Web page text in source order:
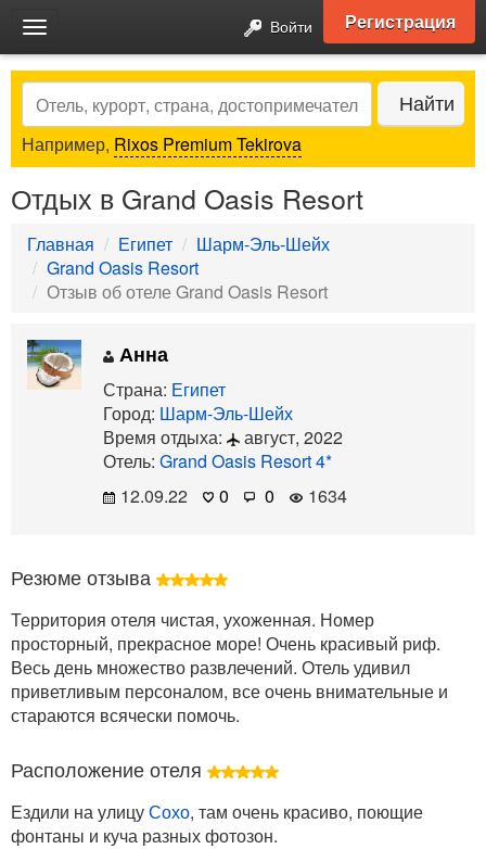
Toggle
navigation
Войти Регистрация
Search Найти
Например, Rixos Premium Tekirova
Отдых в Grand Oasis Resort
Главная Египет
Шарм-Эль-Шейх
Grand Oasis Resort
Отзыв об отеле Grand Oasis Resort
Анна
Страна: Египет
Город: Шарм-Эль-Шейх
Время отдыха:
август, 2022
Отель: Grand Oasis Resort 4*
12.09.22
0 0 1634
Резюме отзыва
Территория отеля чистая, ухоженная. Номер
просторный, прекрасное море! Очень красивый риф.
Весь день множество развлечений. Отель удивил
приветливым персоналом, все очень внимательные и
стараются всячески помочь.
Расположение отеля
Ездили на улицуСохо, там очень красиво, поющие
фонтаны и куча разных фотозон.